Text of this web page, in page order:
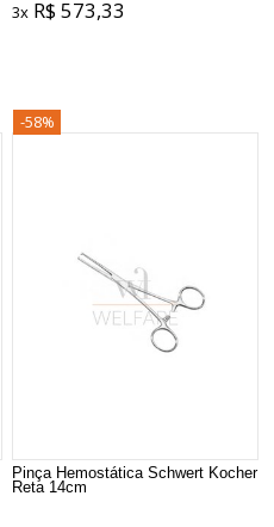
3x R$ 573,33
-58%
Pinça Hemostática Schwert Kocher
Reta 14cm